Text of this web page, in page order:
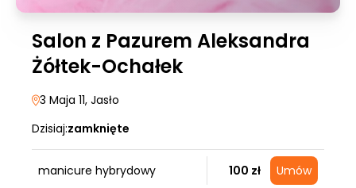
Salon z Pazurem Aleksandra
Żółtek-Ochałek
3 Maja 11, Jasło
Dzisiaj:zamknięte
manicure hybrydowy 100 zł Umów